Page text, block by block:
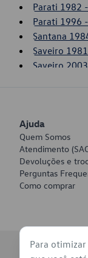
Parati 1982
Parati 1996
Santana
Saveiro
Saveiro
Ajuda
Quem Somos
Atendimento
Devoluções e
Perguntas
Como comprar
Para